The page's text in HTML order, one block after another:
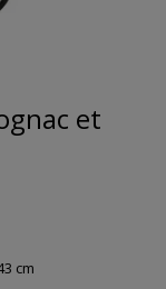
et
cm